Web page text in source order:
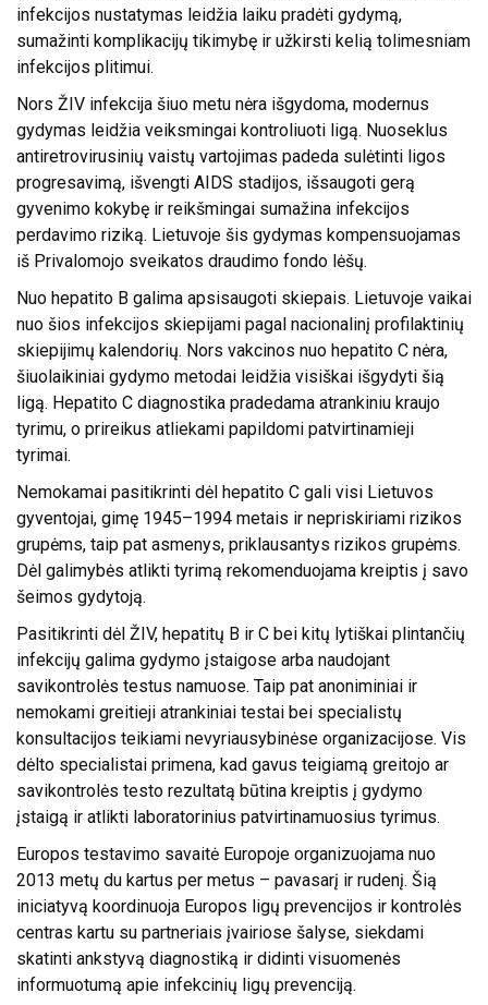
infekcijos nustatymas leidžia laiku pradėti gydymą,
sumažinti komplikacijų tikimybę ir užkirsti kelią tolimesniam
infekcijos plitimui.
Nors ŽIV infekcija šiuo metu nėra išgydoma, modernus
gydymas leidžia veiksmingai kontroliuoti ligą. Nuoseklus
antiretrovirusinių vaistų vartojimas padeda sulėtinti ligos
progresavimą, išvengti AIDS stadijos, išsaugoti gerą
gyvenimo kokybę ir reikšmingai sumažina infekcijos
perdavimo riziką. Lietuvoje šis gydymas kompensuojamas
iš Privalomojo sveikatos draudimo fondo lėšų.
Nuo hepatito B galima apsisaugoti skiepais. Lietuvoje vaikai
nuo šios infekcijos skiepijami pagal nacionalinį profilaktinių
skiepijimų kalendorių. Nors vakcinos nuo hepatito C nėra,
šiuolaikiniai gydymo metodai leidžia visiškai išgydyti šią
ligą. Hepatito C diagnostika pradedama atrankiniu kraujo
tyrimu, o prireikus atliekami papildomi patvirtinamieji
tyrimai.
Nemokamai pasitikrinti dėl hepatito C gali visi Lietuvos
gyventojai, gimę 1945–1994 metais ir nepriskiriami rizikos
grupėms, taip pat asmenys, priklausantys rizikos grupėms.
Dėl galimybės atlikti tyrimą rekomenduojama kreiptis į savo
šeimos gydytoją.
Pasitikrinti dėl ŽIV, hepatitų B ir C bei kitų lytiškai plintančių
infekcijų galima gydymo įstaigose arba naudojant
savikontrolės testus namuose. Taip pat anoniminiai ir
nemokami greitieji atrankiniai testai bei specialistų
konsultacijos teikiami nevyriausybinėse organizacijose. Vis
dėlto specialistai primena, kad gavus teigiamą greitojo ar
savikontrolės testo rezultatą būtina kreiptis į gydymo
įstaigą ir atlikti laboratorinius patvirtinamuosius tyrimus.
Europos testavimo savaitė Europoje organizuojama nuo
2013 metų du kartus per metus – pavasarį ir rudenį. Šią
iniciatyvą koordinuoja Europos ligų prevencijos ir kontrolės
centras kartu su partneriais įvairiose šalyse, siekdami
skatinti ankstyvą diagnostiką ir didinti visuomenės
informuotumą apie infekcinių ligų prevenciją.